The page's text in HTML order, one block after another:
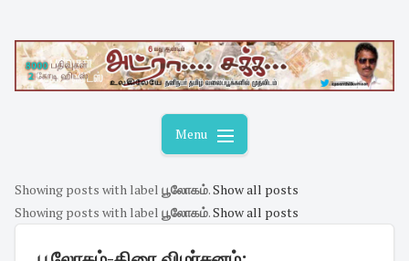
content
Menu
Showing posts with label பூலோகம்.Show all posts
Showing posts with label பூலோகம்.Show all posts